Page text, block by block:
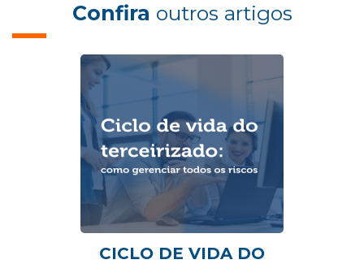
Confira outros artigos
CICLO DE VIDA DO